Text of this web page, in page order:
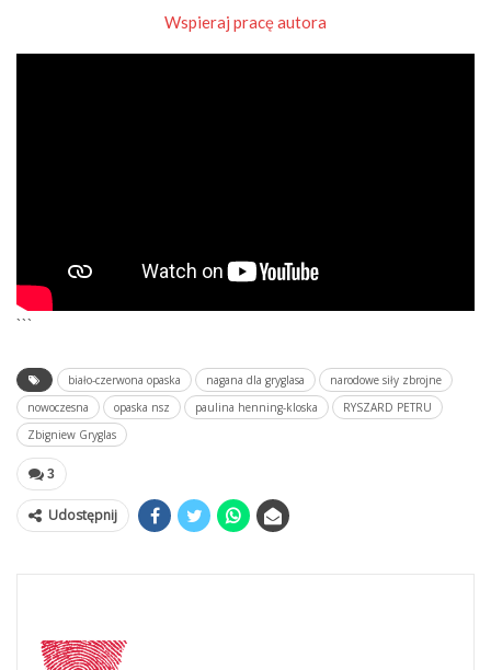
Wspieraj pracę autora
```
biało-czerwona opaska nagana dla gryglasa
narodowe siły zbrojne
nowoczesna
opaska nsz paulina henning-kloska
RYSZARD PETRU
Zbigniew Gryglas
3
Udostępnij